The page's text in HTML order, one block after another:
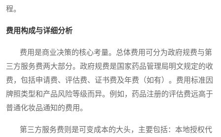
程。
费用构成与详细分析
费用是商业决策的核心考量。总体费用可分为政府规费与第
三方服务费两大部分。政府规费是国家药品管理局明文规定的收
费，包括申请费、评估费、证书费及年费（如有）。费用标准因
牌照类型和产品风险等级而异。例如，药品注册的评估费远高于
普通化妆品通知的费用。
第三方服务费则是可变成本的大头，主要包括：本地授权代